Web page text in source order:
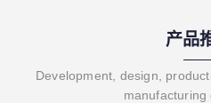
产品
Development, design,
manufacturing